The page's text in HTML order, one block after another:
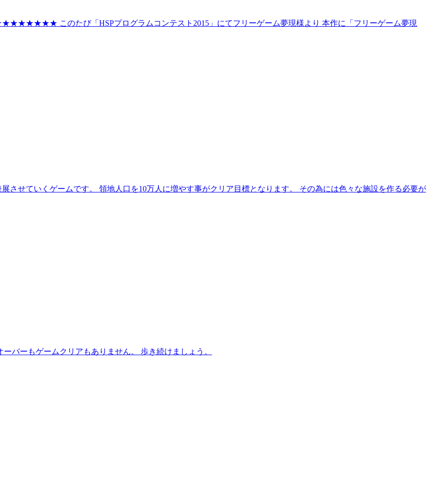
「HSPプログラムコンテスト2015」にてフリーゲーム夢現様より 本作に「フリーゲーム夢現
させていくゲームです。 領地人口を10万人に増やす事がクリア目標となります。 その為には色々な施設を作る必要が
バーもゲームクリアもありません。 歩き続けましょう。